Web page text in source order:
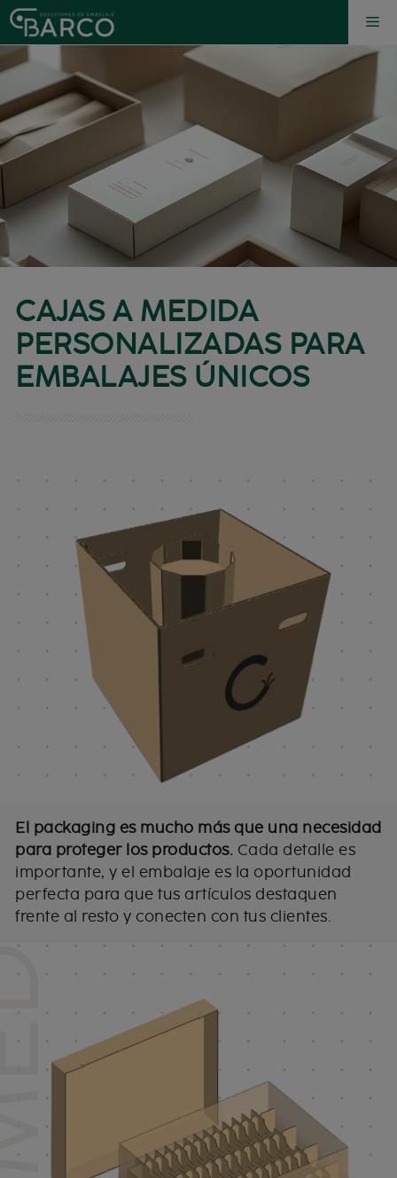
CAJAS A MEDIDA
PERSONALIZADAS PARA
EMBALAJES ÚNICOS
El packaging es mucho más que una necesidad
para proteger los productos. Cada detalle es
importante, y el embalaje es la oportunidad
perfecta para que tus artículos destaquen
frente al resto y conecten con tus clientes.
A